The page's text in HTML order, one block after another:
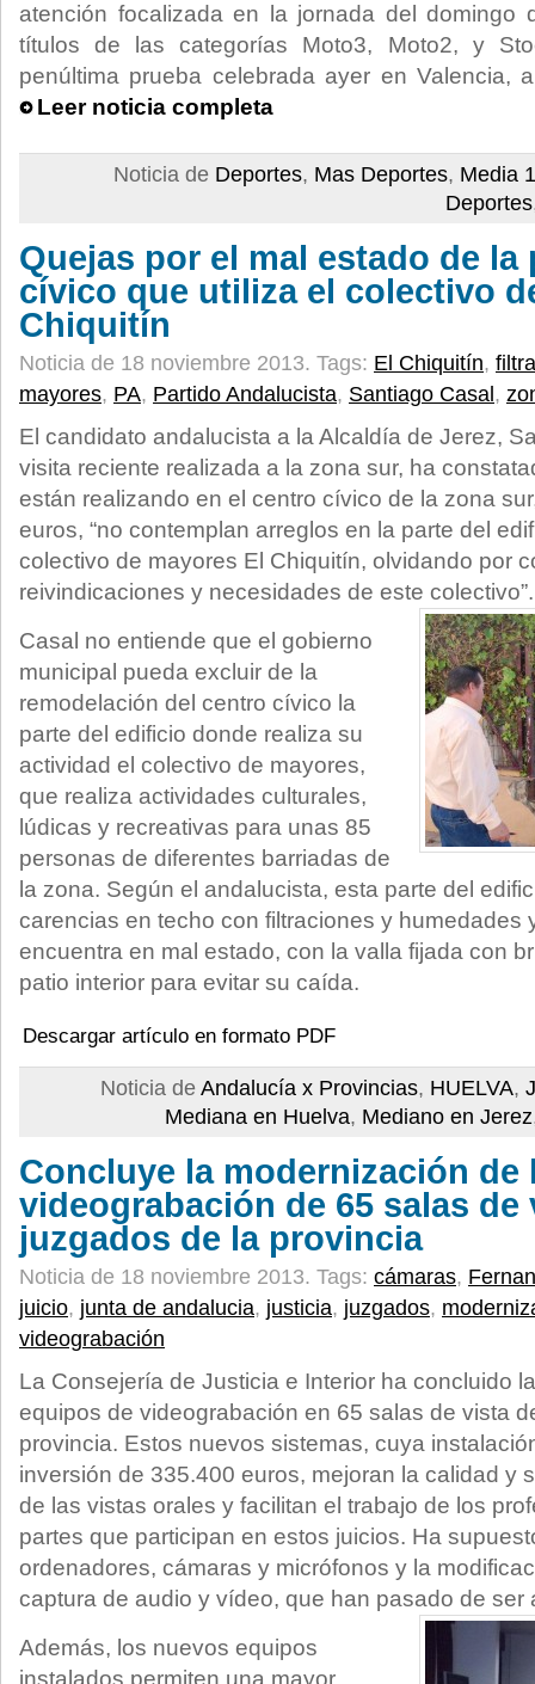
atención focalizada en la jornada del domingo
títulos de las categorías Moto3, Moto2, y
penúltima prueba celebrada ayer en Valencia,
Leer noticia completa
Noticia de Deportes, Mas Deportes, Media
Deportes
Quejas por el mal estado de la
cívico que utiliza el colectivo
Chiquitín
Noticia de 18 noviembre 2013. Tags: El Chiquitín,
mayores, PA, Partido Andalucista, Santiago Casal ,
El candidato andalucista a la Alcaldía de Jerez,
visita reciente realizada a la zona sur, ha
están realizando en el centro cívico de la zona
euros, “no contemplan arreglos en la parte del
colectivo de mayores El Chiquitín, olvidando por
reivindicaciones y necesidades de este colectivo”.
Casal no entiende que el gobierno
municipal pueda excluir de la
remodelación del centro cívico la
parte del edificio donde realiza su
actividad el colectivo de mayores,
que realiza actividades culturales,
lúdicas y recreativas para unas 85
personas de diferentes barriadas de
la zona. Según el andalucista, esta parte del
carencias en techo con filtraciones y humedades
encuentra en mal estado, con la valla fijada con
patio interior para evitar su caída.
Descargar artículo en formato PDF
Noticia de Andalucía x Provincias, HUELVA,
Mediana en Huelva, Mediano en Jerez
Concluye la modernización de
videograbación de 65 salas de
juzgados de la provincia
Noticia de 18 noviembre 2013. Tags: cámaras,
juicio, junta de andalucia, justicia, juzgados,
videograbación
La Consejería de Justicia e Interior ha concluido
equipos de videograbación en 65 salas de vista
provincia. Estos nuevos sistemas, cuya
inversión de 335.400 euros, mejoran la calidad y
de las vistas orales y facilitan el trabajo de los
partes que participan en estos juicios. Ha
ordenadores, cámaras y micrófonos y la
captura de audio y vídeo, que han pasado de ser
Además, los nuevos equipos
instalados permiten una mayor